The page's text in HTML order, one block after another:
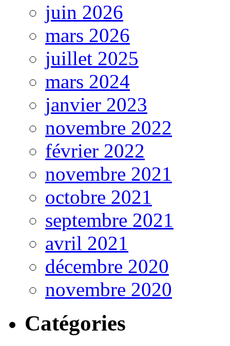
juin 2026
mars 2026
juillet 2025
mars 2024
janvier 2023
novembre 2022
février 2022
novembre 2021
octobre 2021
septembre 2021
avril 2021
décembre 2020
novembre 2020
Catégories